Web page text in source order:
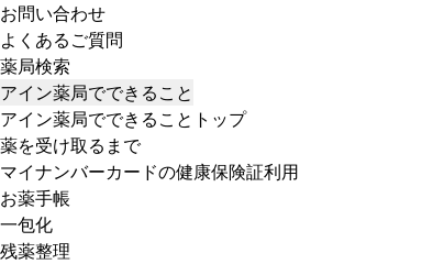
お問い合わせ
よくあるご質問
薬局検索
アイン薬局でできること
アイン薬局でできることトップ
薬を受け取るまで
マイナンバーカードの健康保険証利用
お薬手帳
一包化
残薬整理